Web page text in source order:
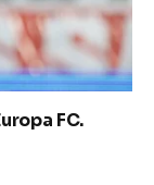
FC.